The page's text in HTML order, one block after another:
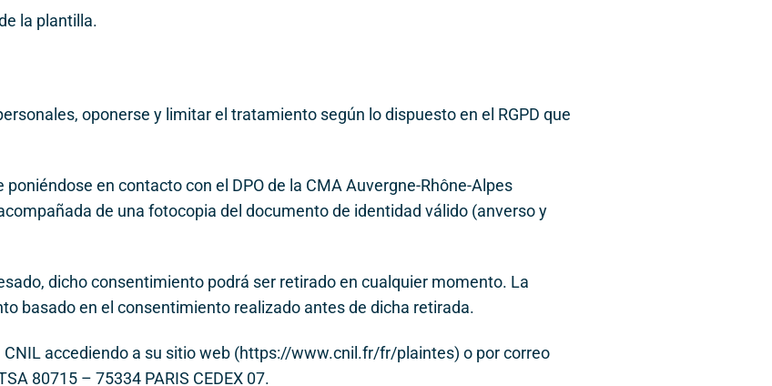
la plantilla.
oponerse y limitar el tratamiento según lo dispuesto en el RGPD que
en contacto con el DPO de la CMA Auvergne-Rhône-Alpes
de una fotocopia del documento de identidad válido (anverso y
dicho consentimiento podrá ser retirado en cualquier momento. La
basado en el consentimiento realizado antes de dicha retirada.
accediendo a su sitio web (https://www.cnil.fr/fr/plaintes) o por correo
80715 – 75334 PARIS CEDEX 07.